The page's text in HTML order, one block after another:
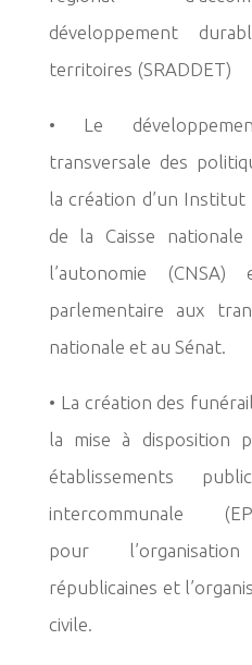
développement
territoires (SRADDET)
• Le
transversale des
lacréation d’un Institut
de la Caisse
l’autonomie
parlementaire aux
nationale et au Sénat.
• La création des
la mise à disposition
établissements
intercommunale
pour
républicaines et
civile.